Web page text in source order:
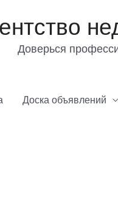
Доверься
Доска объявлений